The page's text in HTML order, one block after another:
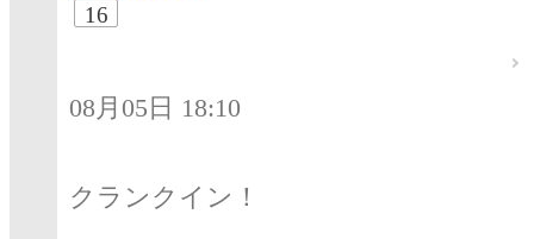
16
08月05日 18:10
クランクイン！